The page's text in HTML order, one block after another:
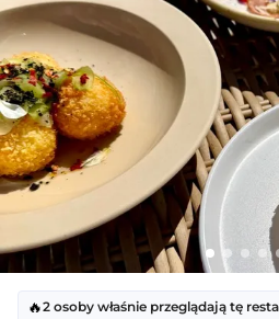
Przejdź do treści głównej
Dowolna Dowolna
33 dostępne restauracje w
🔥2 osoby właśnie przeglądają tę
FineDiningWeek® | Festiwal Sztuki